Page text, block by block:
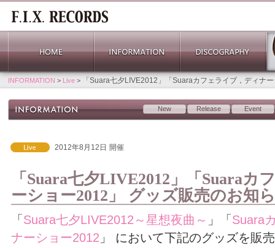
INFORMATION > Live > 「Suara七夕LIVE2012」「Suaraカフェライブ，ディナ
New Release Event
2012年8月12日 開催
「Suara七夕LIVE2012」「Suaraカ
ーショー2012」 グッズ販売のお知
「 Suara七夕LIVE2012～星想夜曲～ 」「 Suara
ナーショー2012 」 において下記のグッズを販